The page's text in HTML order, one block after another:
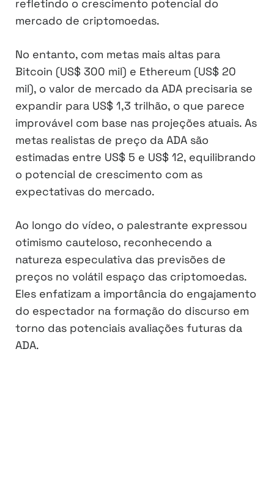
refletindo o crescimento potencial do
mercado de criptomoedas.
No entanto, com metas mais altas para
Bitcoin (US$ 300 mil) e Ethereum (US$ 20
mil), o valor de mercado da ADA precisaria se
expandir para US$ 1,3 trilhão, o que parece
improvável com base nas projeções atuais. As
metas realistas de preço da ADA são
estimadas entre US$ 5 e US$ 12, equilibrando
o potencial de crescimento com as
expectativas do mercado.
Ao longo do vídeo, o palestrante expressou
otimismo cauteloso, reconhecendo a
natureza especulativa das previsões de
preços no volátil espaço das criptomoedas.
Eles enfatizam a importância do engajamento
do espectador na formação do discurso em
torno das potenciais avaliações futuras da
ADA.